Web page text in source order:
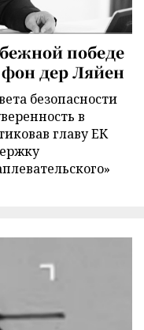
победе
дер Ляйен
безопасности
в
главу ЕК